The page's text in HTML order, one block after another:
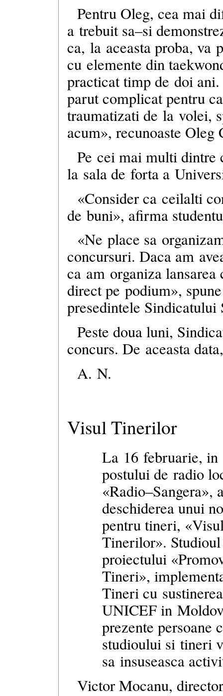
Pentru Oleg, cea mai
a trebuitsa–si
ca, la aceasta proba, va
cu elemente din
practicat timp de doi
parut complicat pentru
traumatizati de la volei,
acum», recunoaste Oleg
Pe cei mai multi
la sala de forta a
«Consider ca ceilalti
de buni», afirma
«Ne place sa
concursuri. Daca am
ca am organiza
direct pe podium»,
presedintele
Peste doua luni,
concurs. De aceasta
A. N.
Visul Tinerilor
La 16 februarie, in
postului de radio
«Radio–Sangera»,
deschiderea unui
pentru tineri,
Tinerilor».
proiectului
Tineri»,
Tineri cu
UNICEF in
prezente persoane
studioului si tineri
sa insuseasca
Victor Mocanu,